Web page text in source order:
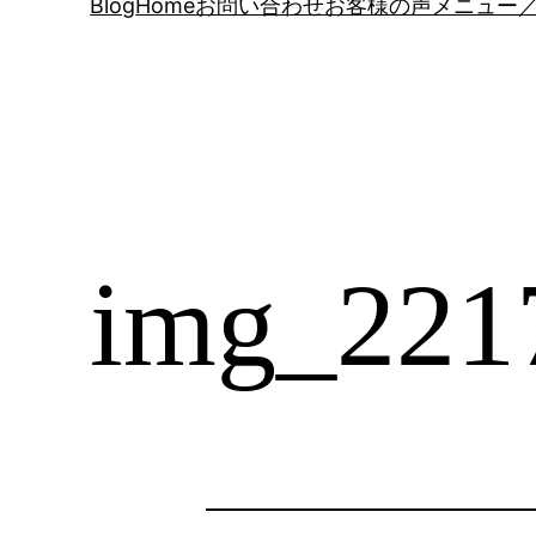
BlogHomeお問い合わせお客様の声 メニュー